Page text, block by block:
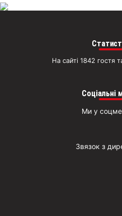
На сайті 1842 гостя
Соціальні
Ми у
Звязок з